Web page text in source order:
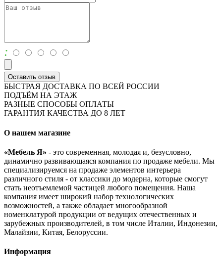
:
Оставить отзыв
БЫСТРАЯ ДОСТАВКА ПО ВСЕЙ РОССИИ
ПОДЪЁМ НА ЭТАЖ
РАЗНЫЕ СПОСОБЫ ОПЛАТЫ
ГАРАНТИЯ КАЧЕСТВА ДО 8 ЛЕТ
О нашем магазине
«Мебель Я» - это современная, молодая и, безусловно,
динамично развивающаяся компания по продаже мебели. Мы
специализируемся на продаже элементов интерьера
различного стиля - от классики до модерна, которые смогут
стать неотъемлемой частицей любого помещения. Наша
компания имеет широкий набор технологических
возможностей, а также обладает многообразной
номенклатурой продукции от ведущих отечественных и
зарубежных производителей, в том числе Италии, Индонезии,
Малайзии, Китая, Белоруссии.
Информация